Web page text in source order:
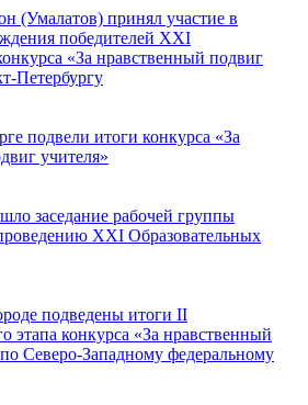
(Умалатов) принял участие в
победителей XXI
«За нравственный подвиг
Петербургу
подвели итоги конкурса «За
учителя»
заседание рабочей группы
XXI Образовательных
подведены итоги II
этапа конкурса «За нравственный
Северо-Западному федеральному